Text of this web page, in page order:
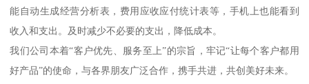
能自动生成经营分析表，费用应收应付统计表等，手机上也能看到
收入和支出。及时减少不必要的支出，降低成本。
我们公司本着“客户优先、服务至上”的宗旨，牢记“让每个客户都用
好产品”的使命，与各界朋友广泛合作，携手共进，共创美好未来。